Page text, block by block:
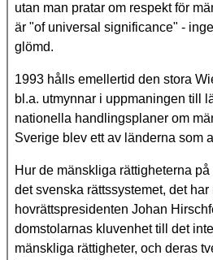
utan man pratar om respekt för
är "of universal significance" -
glömd.
1993 hålls emellertid den stora
bl.a. utmynnar i uppmaningen till
nationella handlingsplaner om
Sverige blev ett av länderna som
Hur de mänskliga rättigheterna
det svenska rättssystemet, det
hovrättspresidenten Johan
domstolarnas kluvenhet till det
mänskliga rättigheter, och deras